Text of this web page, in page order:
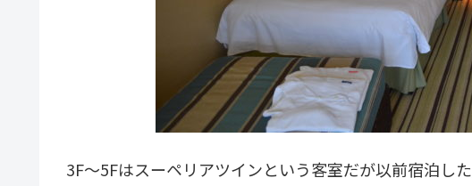
3F～5Fはスーペリアツインという客室だが以前宿泊した